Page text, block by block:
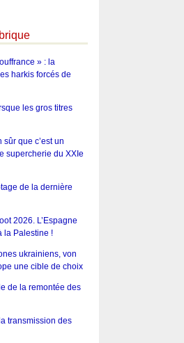
» : la
harkis forcés de
les gros titres
sûr que c’est un
supercherie du XXIe
de la dernière
2026. L’Espagne
la Palestine !
ukrainiens, von
une cible de choix
de la remontée des
transmission des